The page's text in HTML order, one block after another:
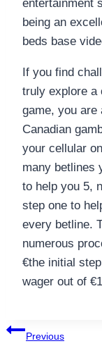
entertainment
being an
beds base
If you find
truly explore a
game, you are
Canadian
your cellular
many betlines
to help you 5,
step one to
every betline.
numerous
€the initial
wager out of
แนะแนว
Previous